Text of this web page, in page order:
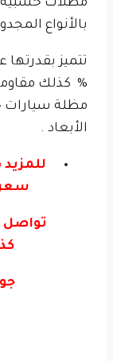
مظلات خشبية
بالأنواع
% كذلك
مظلة سيارات
الأبعاد .
سعر
تواصل